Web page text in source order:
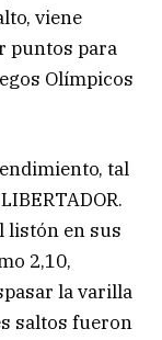
viene
puntos para
Olímpicos
tal
listón en sus
2,10,
la varilla
saltos fueron